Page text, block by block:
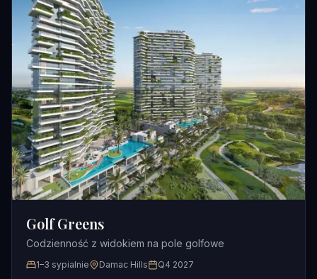
Golf Greens
Codzienność z widokiem na pole golfowe
1–3 sypialnie Damac Hills Q4 2027